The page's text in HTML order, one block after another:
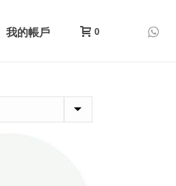
我的帳戶 0